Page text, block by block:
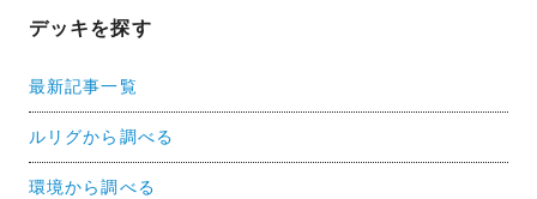
デッキを探す
最新記事一覧
ルリグから調べる
環境から調べる